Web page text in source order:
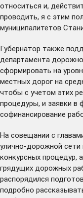
относиться и,
проводить, я с этим
муниципалитетов
Губернатор также
департамента
сформировать на
местных дорог на
чтобы с учетом этих
процедуры, и заявки в
софинансирование
На совещании с
улично-дорожной сети
конкурсных процедур,
грядущих дорожных
распорядился
подробно